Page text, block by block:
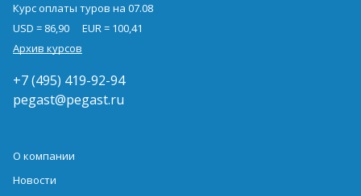
Курс оплаты туров на 07.08
USD = 86,90
EUR = 100,41
Архив курсов
+7 (495) 419-92-94
pegast@pegast.ru
О компании
Новости